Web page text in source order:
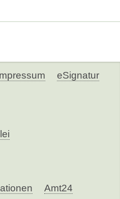
eSignatur
Amt24